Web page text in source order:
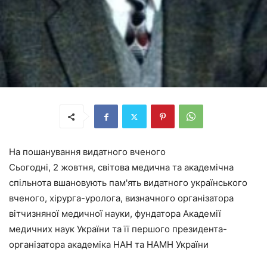
На пошанування видатного вченого
Сьогодні, 2 жовтня, світова медична та академічна
спільнота вшановують пам'ять видатного українського
вченого, хірурга-уролога, визначного організатора
вітчизняної медичної науки, фундатора Академії
медичних наук України та її першого президента-
організатора академіка НАН та НАМН України